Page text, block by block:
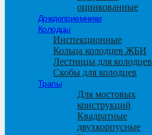
оцинкованные
Дождеприемники
Колодцы
Инспекционные
Кольца колодцев ЖБИ
Лестницы для колодцев
Скобы для колодцев
Трапы
Для мостовых
конструкций
Квадратные
двухкорпусные